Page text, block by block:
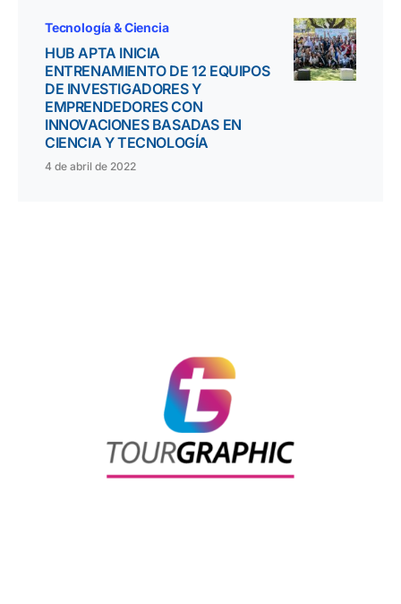
Tecnología & Ciencia
HUB APTA INICIA
ENTRENAMIENTO DE 12 EQUIPOS
DE INVESTIGADORES Y
EMPRENDEDORES CON
INNOVACIONES BASADAS EN
CIENCIA Y TECNOLOGÍA
4 de abril de 2022